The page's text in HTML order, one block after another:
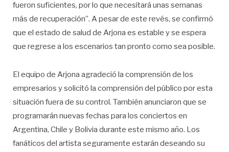
fueron suficientes, por lo que necesitará unas semanas
más de recuperación”. A pesar de este revés, se confirmó
que el estado de salud de Arjona es estable y se espera
que regrese a los escenarios tan pronto como sea posible.
El equipo de Arjona agradeció la comprensión de los
empresarios y solicitó la comprensión del público por esta
situación fuera de su control. También anunciaron que se
programarán nuevas fechas para los conciertos en
Argentina, Chile y Bolivia durante este mismo año. Los
fanáticos del artista seguramente estarán deseando su